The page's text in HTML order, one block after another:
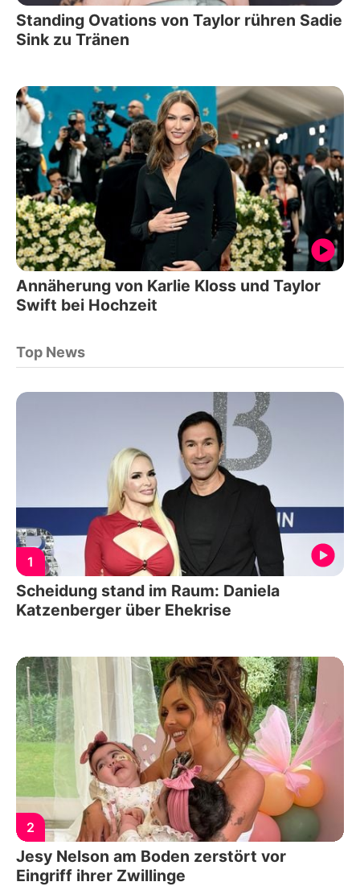
Standing Ovations von Taylor rühren Sadie
Sink zu Tränen
Annäherung von Karlie Kloss und Taylor
Swift bei Hochzeit
Top News
1
Scheidung stand im Raum: Daniela
Katzenberger über Ehekrise
2
Jesy Nelson am Boden zerstört vor
Eingriff ihrer Zwillinge